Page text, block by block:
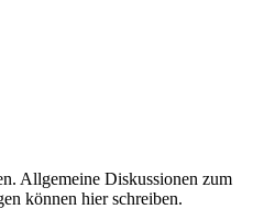
Allgemeine Diskussionen zum
können hier schreiben.